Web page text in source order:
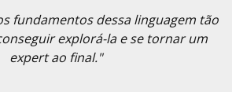
fundamentos dessa linguagem tão
explorá-la e se tornar um
expert ao final."